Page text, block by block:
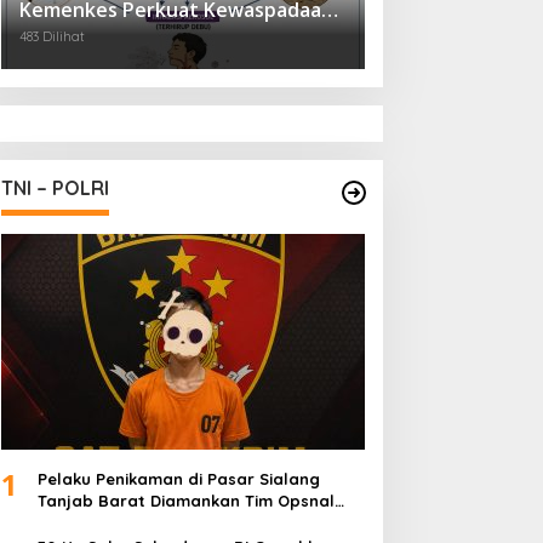
Kemenkes Perkuat Kewaspadaan
Virus Hanta
483 Dilihat
TNI – POLRI
1
Pelaku Penikaman di Pasar Sialang
Tanjab Barat Diamankan Tim Opsnal